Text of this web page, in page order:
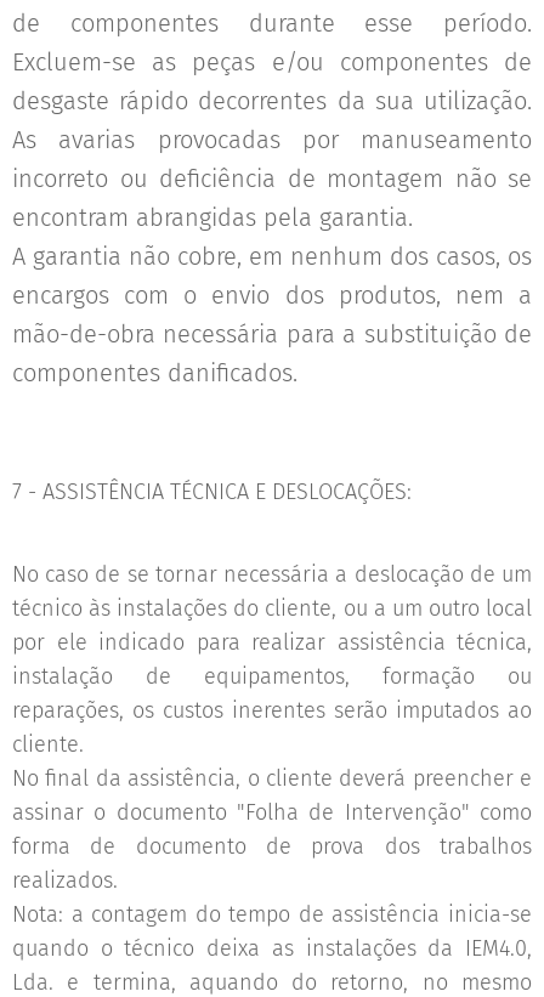
de componentes durante esse período.
Excluem-se as peças e/ou componentes de
desgaste rápido decorrentes da sua utilização.
As avarias provocadas por manuseamento
incorreto ou deficiência de montagem não se
encontram abrangidas pela garantia.
A garantia não cobre, em nenhum dos casos, os
encargos com o envio dos produtos, nem a
mão-de-obra necessária para a substituição de
componentes danificados.
7 - ASSISTÊNCIA TÉCNICA E DESLOCAÇÕES:
No caso de se tornar necessária a deslocação de um
técnico às instalações do cliente, ou a um outro local
por ele indicado para realizar assistência técnica,
instalação de equipamentos, formação ou
reparações, os custos inerentes serão imputados ao
cliente.
No final da assistência, o cliente deverá preencher e
assinar o documento "Folha de Intervenção" como
forma de documento de prova dos trabalhos
realizados.
Nota: a contagem do tempo de assistência inicia-se
quando o técnico deixa as instalações da IEM4.0,
Lda. e termina, aquando do retorno, no mesmo